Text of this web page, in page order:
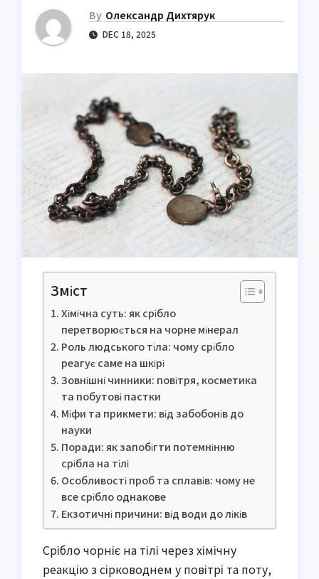
By Олександр Дихтярук
DEC 18, 2025
Зміст
Хімічна суть: як срібло
перетворюється на чорне мінерал
Роль людського тіла: чому срібло
реагує саме на шкірі
Зовнішні чинники: повітря, косметика
та побутові пастки
Міфи та прикмети: від забобонів до
науки
Поради: як запобігти потемнінню
срібла на тілі
Особливості проб та сплавів: чому не
все срібло однакове
Екзотичні причини: від води до ліків
Срібло чорніє на тілі через хімічну
реакцію з сірководнем у повітрі та поту,